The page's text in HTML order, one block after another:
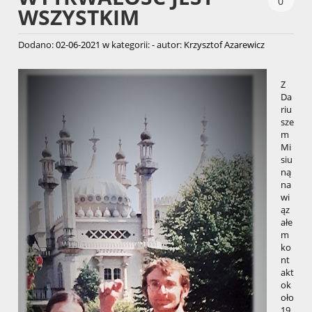
WSZYSTKIM
Dodano:02-06-2021 w kategorii:-autor: Krzysztof Azarewicz
Z
Da
riu
sze
m
Mi
siu
ną
na
wi
ąz
ałe
m
ko
nt
akt
ok
oło